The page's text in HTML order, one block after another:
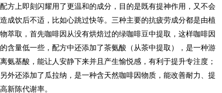
配方上即刻闪耀用了更温和的成分，目的是既有提神作用，又不会
造成饮后不适，比如心跳过快等。三种主要的抗疲劳成分都是由植
物萃取，首先咖啡因从没有烘焙过的绿咖啡豆中提取，这样咖啡因
的含量低一些，配方中还添加了茶氨酸（从茶中提取），是一种游
离氨基酸，能让人安静下来并且产生愉悦感，有利于提升专注度；
另外还添加了瓜拉纳，是一种含天然咖啡因物质，能改善耐力、提
高新陈代谢率。